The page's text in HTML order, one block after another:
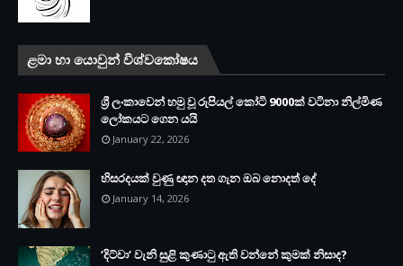
ළමා හා යොවුන් විශ්වකෝෂය
ශ්‍රී ලංකාවෙන් හමු වූ රුපියල් කෝටි 9000ක් වටිනා නිල්මිණ
ලෝකයට ගෙන යයි
January 22, 2026
හිසරදයක් වුණු ඥාන දත ගැන ඔබ නොදත් දේ
January 14, 2026
‘දිට්වා‘ වැනි සුළි කුණාටු ඇති වන්නේ කුමක් නිසාද?